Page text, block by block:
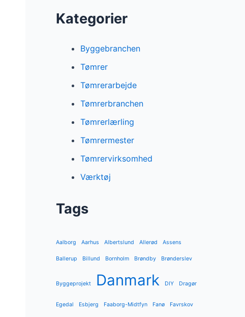
Kategorier
Byggebranchen
Tømrer
Tømrerarbejde
Tømrerbranchen
Tømrerlærling
Tømrermester
Tømrervirksomhed
Værktøj
Tags
Aalborg Aarhus Albertslund Allerød Assens
Ballerup Billund Bornholm Brøndby Brønderslev
Byggeprojekt Danmark DIY Dragør
Egedal Esbjerg Faaborg-Midtfyn Fanø Favrskov